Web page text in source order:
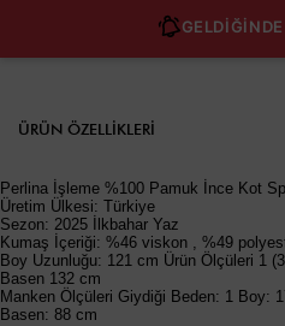
ÜRÜN ÖZELLIKLERI
Perlina İşleme %100 Pamuk İnce Kot
Üretim Ülkesi: Türkiye
Sezon: 2025 İlkbahar Yaz
Kumaş İçeriği: %46 viskon , %49
Boy Uzunluğu: 121 cm Ürün Ölçüleri 1
Basen 132 cm
Manken Ölçüleri Giydiği Beden: 1 Boy:
Basen: 88 cm